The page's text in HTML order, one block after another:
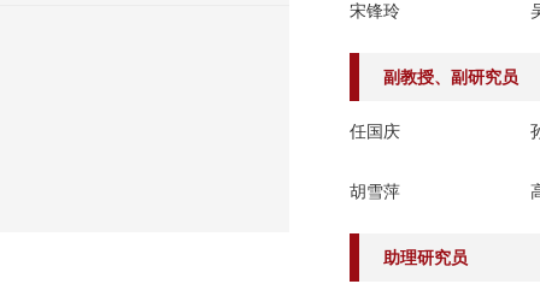
宋锋玲
副教授、副研究员
任国庆
胡雪萍
助理研究员